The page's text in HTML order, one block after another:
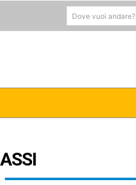
Dove vuoi andare?